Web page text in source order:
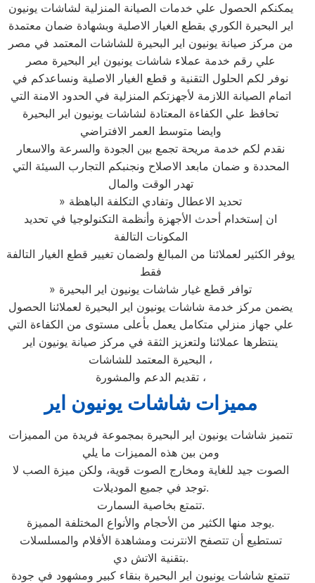
يمكنكم الحصول علي خدمات الصيانة المنزلية لشاشات يونيون
اير البحيرة الكوري بقطع الغيار الاصلية وبشهادة ضمان معتمدة
من مركز صيانة يونيون اير البحيرة للشاشات المعتمد في مصر
علي رقم خدمة عملاء شاشات يونيون اير البحيرة مصر
نوفر لكم الحلول التقنية و قطع الغيار الاصلية ونساعدكم في
اتمام الصيانة اللازمة لأجهزتكم المنزلية في الحدود الامنة التي
تحافظ علي الكفاءة المعتادة لشاشات يونيون اير البحيرة
وايضا متوسط العمر الافتراضي
نقدم لكم خدمة مريحة تجمع بين الجودة والسرعة والاسعار
المحددة و ضمان مابعد الاصلاح ونجنبكم التجارب السيئة التي
تهدر الوقت والمال
» تحديد الاعطال وتفادي التكلفة الباهظة
ان إستخدام أحدث الأجهزة وأنظمة التكنولوجيا في تحديد
المكونات التالفة
يوفر الكثير لعملائنا من المبالغ ولضمان تغيير قطع الغيار التالفة
فقط
» توافر قطع غيار شاشات يونيون اير البحيرة
يضمن مركز خدمة شاشات يونيون اير البحيرة لعملائنا الحصول
علي جهاز منزلي متكامل يعمل بأعلى مستوى من الكفاءة التي
ينتظرها عملائنا ولتعزيز الثقة في مركز صيانة يونيون اير
البحيرة المعتمد للشاشات ،
تقديم الدعم والمشورة ،
مميزات شاشات يونيون اير
تتميز شاشات يونيون اير البحيرة بمجموعة فريدة من المميزات
ومن بين هذه المميزات ما يلي
الصوت جيد للغاية ومخارج الصوت قوية، ولكن ميزة الصب لا
توجد في جميع الموديلات.
تتمتع بخاصية السمارت.
يوجد منها الكثير من الأحجام والأنواع المختلفة المميزة.
تستطيع أن تتصفح الانترنت ومشاهدة الأفلام والمسلسلات
بتقنية الاتش دي.
تتمتع شاشات يونيون اير البحيرة بنقاء كبير ومشهود في جودة